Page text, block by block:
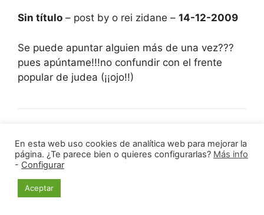
Sin título – post by o rei zidane – 14-12-2009
Se puede apuntar alguien más de una vez???
pues apúntame!!!no confundir con el frente
popular de judea (¡¡ojo!!)
a Blowsky– post by ALX –14-12-2009
que sean dos tb para mí, ya que no juego
Vicálvaro… de algún sitio tiene que salir el
En esta web uso cookies de analítica web para mejorar la
página. ¿Te parece bien o quieres configurarlas? Más info
- Configurar
Aceptar